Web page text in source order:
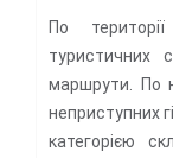
По
туристичних
маршрути. По
неприступних
категорією